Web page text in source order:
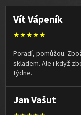
Vít Vápeník
★★★★★
Poradí, pomůžou.
skladem. Ale i když
týdne.
Jan Vašut